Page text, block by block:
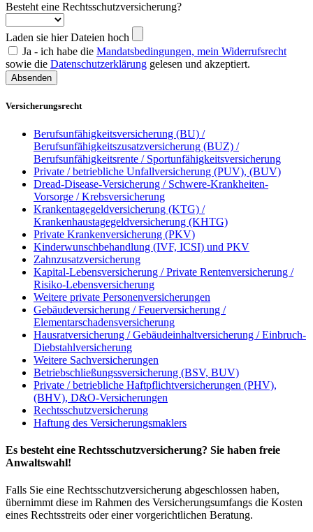
Besteht eine Rechtsschutzversicherung?
Laden sie hier Dateien hoch
Ja - ich habe die Mandatsbedingungen, mein Widerrufsrecht
sowie die Datenschutzerklärung gelesen und akzeptiert.
Absenden
Versicherungsrecht
Berufsunfähigkeitsversicherung (BU) /
Berufsunfähigkeitszusatzversicherung (BUZ) /
Berufsunfähigkeitsrente / Sportunfähigkeitsversicherung
Private / betriebliche Unfallversicherung (PUV), (BUV)
Dread-Disease-Versicherung / Schwere-Krankheiten-
Vorsorge / Krebsversicherung
Krankentagegeldversicherung (KTG) /
Krankenhaustagegeldversicherung (KHTG)
Private Krankenversicherung (PKV)
Kinderwunschbehandlung (IVF, ICSI) und PKV
Zahnzusatzversicherung
Kapital-Lebensversicherung / Private Rentenversicherung /
Risiko-Lebensversicherung
Weitere private Personenversicherungen
Gebäudeversicherung / Feuerversicherung /
Elementarschadensversicherung
Hausratversicherung / Gebäudeinhaltversicherung / Einbruch-
Diebstahlversicherung
Weitere Sachversicherungen
Betriebschließungssversicherung (BSV, BUV)
Private / betriebliche Haftpflichtversicherungen (PHV),
(BHV), D&O-Versicherungen
Rechtsschutzversicherung
Haftung des Versicherungsmaklers
Es besteht eine Rechtsschutzversicherung? Sie haben freie
Anwaltswahl!
Falls Sie eine Rechtsschutzversicherung abgeschlossen haben,
übernimmt diese im Rahmen des Versicherungsumfangs die Kosten
eines Rechtsstreits oder einer vorgerichtlichen Beratung.